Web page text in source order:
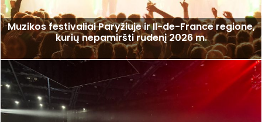
Muzikos festivaliai Paryžiuje ir Il-de-France regione,
kurių nepamiršti rudenį 2026 m.